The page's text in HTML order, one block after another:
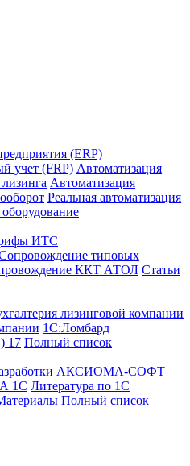
(ERP)
учет (FRP) Автоматизация
Автоматизация
Реальная автоматизация
ИТС
типовых
ККТ АТОЛ Статьи
лизинговой компании
1С:Ломбард
17 Полный список
АКСИОМА-СОФТ
1С Литература по 1С
Полный список